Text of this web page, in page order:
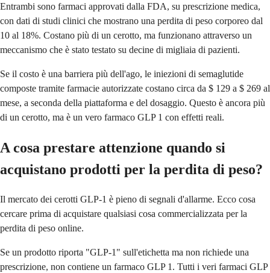
Entrambi sono farmaci approvati dalla FDA, su prescrizione medica,
con dati di studi clinici che mostrano una perdita di peso corporeo dal
10 al 18%. Costano più di un cerotto, ma funzionano attraverso un
meccanismo che è stato testato su decine di migliaia di pazienti.
Se il costo è una barriera più dell'ago, le iniezioni di semaglutide
composte tramite farmacie autorizzate costano circa da $ 129 a $ 269 al
mese, a seconda della piattaforma e del dosaggio. Questo è ancora più
di un cerotto, ma è un vero farmaco GLP 1 con effetti reali.
A cosa prestare attenzione quando si
acquistano prodotti per la perdita di peso?
Il mercato dei cerotti GLP-1 è pieno di segnali d'allarme. Ecco cosa
cercare prima di acquistare qualsiasi cosa commercializzata per la
perdita di peso online.
Se un prodotto riporta "GLP-1" sull'etichetta ma non richiede una
prescrizione, non contiene un farmaco GLP 1. Tutti i veri farmaci GLP